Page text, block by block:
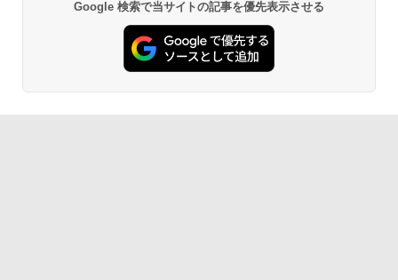
Google 検索で当サイトの記事を優先表示させる